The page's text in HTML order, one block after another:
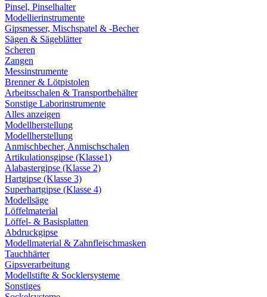
Pinsel, Pinselhalter
Modellierinstrumente
Gipsmesser, Mischspatel & -Becher
Sägen & Sägeblätter
Scheren
Zangen
Messinstrumente
Brenner & Lötpistolen
Arbeitsschalen & Transportbehälter
Sonstige Laborinstrumente
Alles anzeigen
Modellherstellung
Modellherstellung
Anmischbecher, Anmischschalen
Artikulationsgipse (Klasse1)
Alabastergipse (Klasse 2)
Hartgipse (Klasse 3)
Superhartgipse (Klasse 4)
Modellsäge
Löffelmaterial
Löffel- & Basisplatten
Abdruckgipse
Modellmaterial & Zahnfleischmasken
Tauchhärter
Gipsverarbeitung
Modellstifte & Socklersysteme
Sonstiges